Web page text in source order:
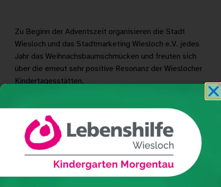
Zu Beginn der Adventszeit organisieren die Stadt
Wiesloch und das Stadtmarketing Wiesloch e.V. jedes
Jahr das Weihnachsbaumschmücken und freuten sich
über die erneut sehr positive Resonanz der Wieslocher
Kindertagesstätten.
Ines Adam und Oberbürgermeister Dirk Elkemann
begrüßten uns sowie die anderen Kindergärten herzlich.
Anschließend durfte sich jede Einrichtung einen
eigenen Tannenbaum aussuchen – und dann ging es los!
Mit großer Begeisterung hängten die Kinder ihren
selbstgebastelten Weihnachtsschmuck an den Baum.